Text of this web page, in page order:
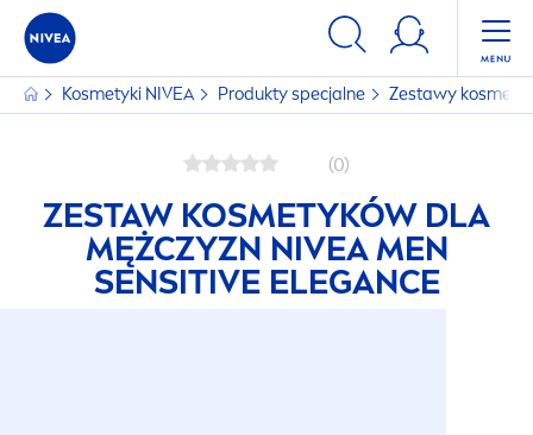
Kosmetyki NIVEA Produkty specjalne Zestawy
(0)
ZESTAW KOSMETYKÓW DLA
MĘŻCZYZN NIVEA MEN
SENSITIVEELEGANCE